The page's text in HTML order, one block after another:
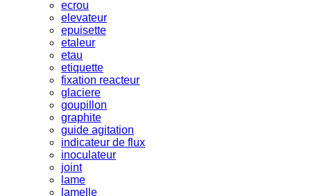
ecrou
elevateur
epuisette
etaleur
etau
etiquette
fixation reacteur
glaciere
goupillon
graphite
guide agitation
indicateur de flux
inoculateur
joint
lame
lamelle